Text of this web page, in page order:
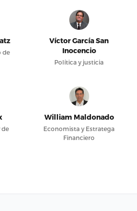
de
Víctor García San
Inocencio
Política y justicia
de
William Maldonado
Economista y Estratega
Financiero